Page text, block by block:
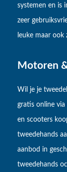
systemen en is
zeer
leuke maar ook
Motoren
Wil je je
gratis online via
en scooters
tweedehands
aanbod in
tweedehands